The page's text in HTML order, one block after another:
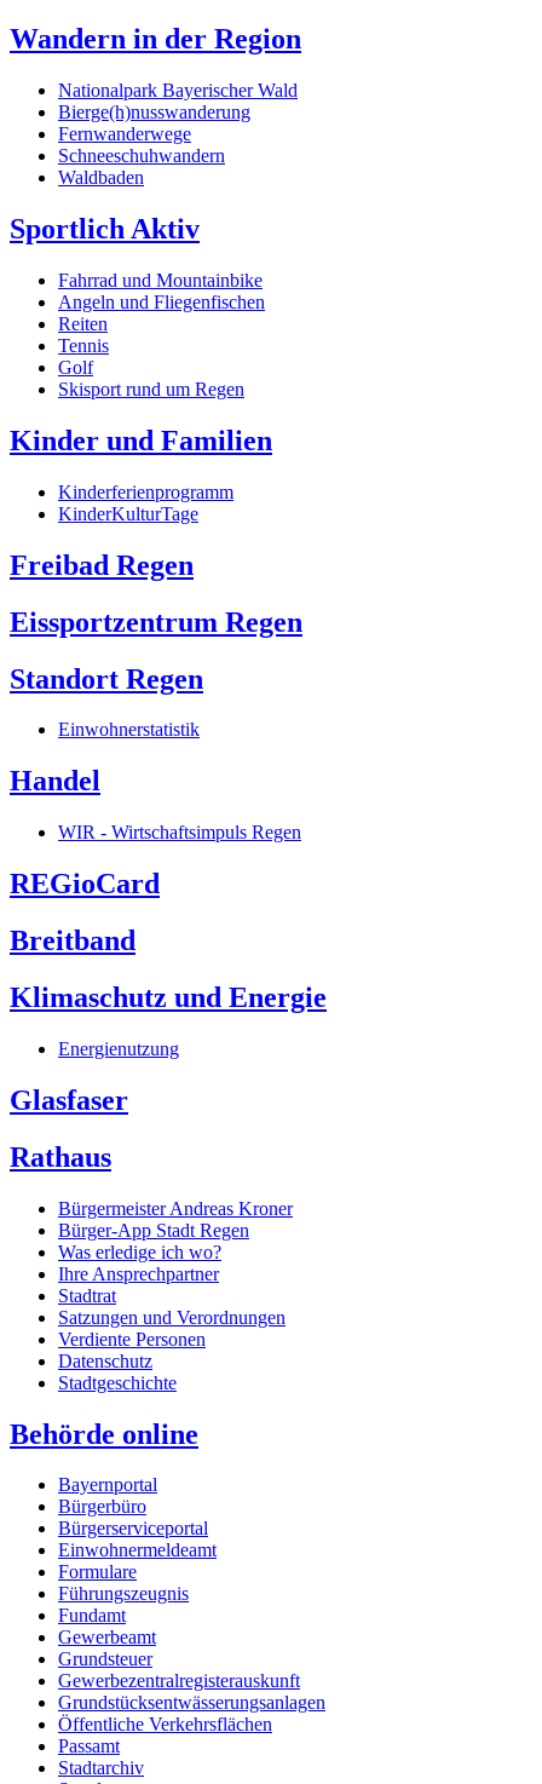
Wandern in der Region
Nationalpark Bayerischer Wald
Bierge(h)nusswanderung
Fernwanderwege
Schneeschuhwandern
Waldbaden
Sportlich Aktiv
Fahrrad und Mountainbike
Angeln und Fliegenfischen
Reiten
Tennis
Golf
Skisport rund um Regen
Kinder und Familien
Kinderferienprogramm
KinderKulturTage
Freibad Regen
Eissportzentrum Regen
Standort Regen
Einwohnerstatistik
Handel
WIR - Wirtschaftsimpuls Regen
REGioCard
Breitband
Klimaschutz und Energie
Energienutzung
Glasfaser
Rathaus
Bürgermeister Andreas Kroner
Bürger-App Stadt Regen
Was erledige ich wo?
Ihre Ansprechpartner
Stadtrat
Satzungen und Verordnungen
Verdiente Personen
Datenschutz
Stadtgeschichte
Behörde online
Bayernportal
Bürgerbüro
Bürgerserviceportal
Einwohnermeldeamt
Formulare
Führungszeugnis
Fundamt
Gewerbeamt
Grundsteuer
Gewerbezentralregisterauskunft
Grundstücksentwässerungsanlagen
Öffentliche Verkehrsflächen
Passamt
Stadtarchiv